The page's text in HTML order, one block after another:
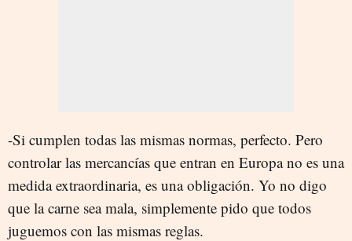
-Si cumplen todas las mismas normas, perfecto. Pero
controlar las mercancías que entran en Europa no es una
medida extraordinaria, es una obligación. Yo no digo
que la carne sea mala, simplemente pido que todos
juguemos con las mismas reglas.